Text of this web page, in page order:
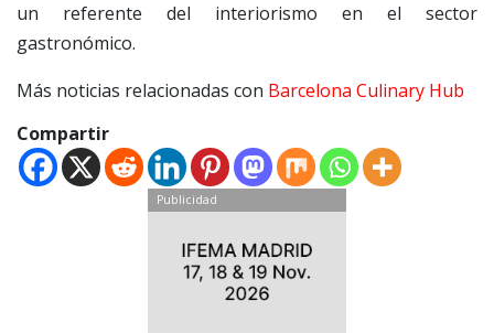
un referente del interiorismo en el sector
gastronómico.
Más noticias relacionadas con Barcelona Culinary Hub
Compartir
Publicidad